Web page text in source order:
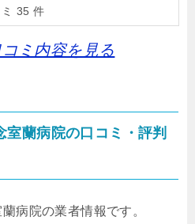
35 件
ミ内容を見る
蘭病院の口コミ・評判
病院の業者情報です。